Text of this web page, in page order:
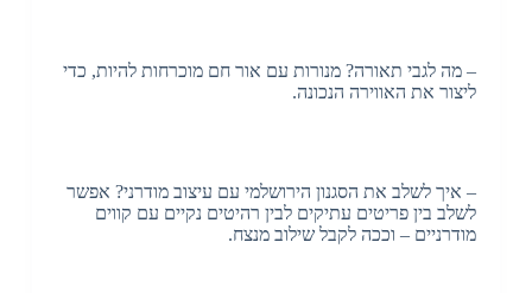
– מה לגבי תאורה? מנורות עם אור חם מוכרחות להיות, כדי
ליצור את האווירה הנכונה.
– איך לשלב את הסגנון הירושלמי עם עיצוב מודרני? אפשר
לשלב בין פריטים עתיקים לבין רהיטים נקיים עם קווים
מודרניים – וככה לקבל שילוב מנצח.